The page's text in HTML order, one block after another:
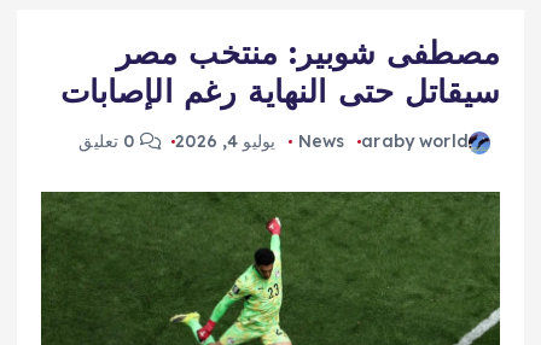
مصطفى شوبير: منتخب مصر
سيقاتل حتى النهاية رغم الإصابات
araby world
News يوليو 4, 2026